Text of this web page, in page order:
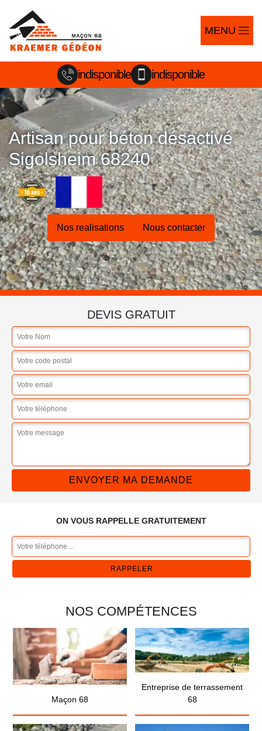
MENU
indisponible indisponible
Artisan pour béton désactivé
Sigolsheim 68240
Nos realisations Nous contacter
DEVIS GRATUIT
ON VOUS RAPPELLE GRATUITEMENT
NOS COMPÉTENCES
Maçon 68
Entreprise de terrassement
68